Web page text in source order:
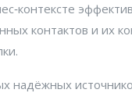
контактов и их
надёжных